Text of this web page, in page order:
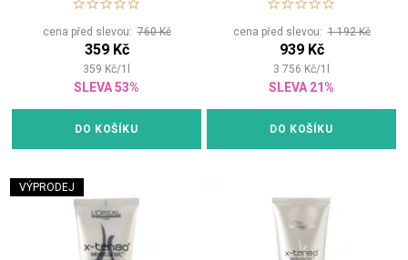
cena před slevou:760 Kč
359 Kč
359 Kč/1
SLEVA 53%
DO KOŠÍKU
cena před slevou:1 192 Kč
939 Kč
3 756 Kč/1
SLEVA 21%
DO KOŠÍKU
VÝPRODEJ